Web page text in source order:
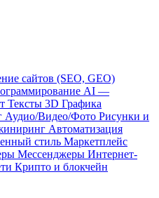
сайтов (SEO, GEO)
AI —
Тексты 3D Графика
Аудио/Видео/Фото Рисунки и
Автоматизация
стиль Маркетплейс
Мессенджеры Интернет-
Крипто и блокчейн